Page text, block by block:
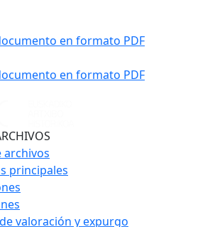
en formato PDF
en formato PDF
archivos
principales
valoración y expurgo